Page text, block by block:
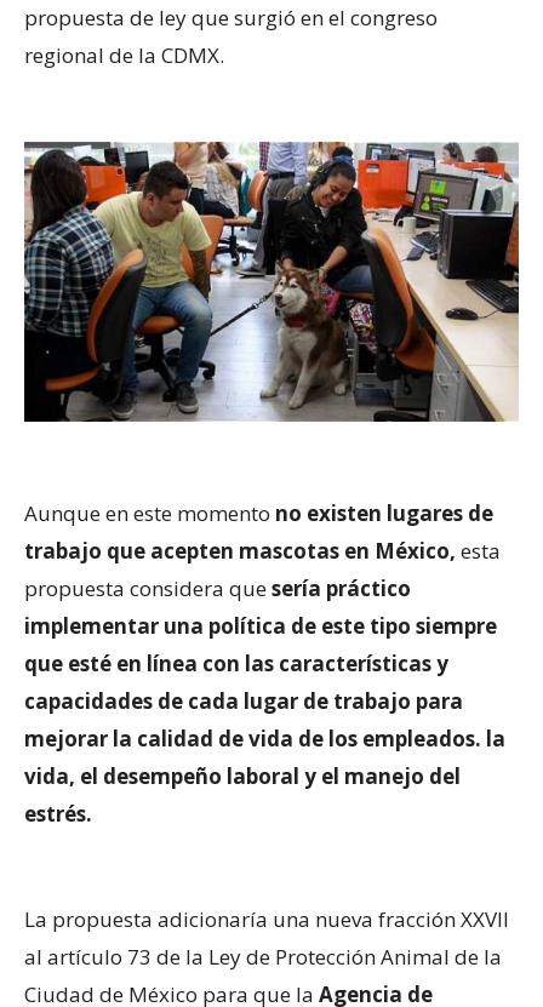
propuesta de ley que surgió en el congreso
regional de la CDMX.
Aunque en este momento no existen lugares de
trabajo que acepten mascotas en México, esta
propuesta considera quesería práctico
implementar una política de este tipo siempre
que esté en línea con las características y
capacidades de cada lugar de trabajo para
mejorar la calidad de vida de los empleados. la
vida, el desempeño laboral y el manejo del
estrés.
La propuesta adicionaría una nueva fracción XXVII
al artículo 73 de la Ley de Protección Animal de la
Ciudad de México para que la Agencia de